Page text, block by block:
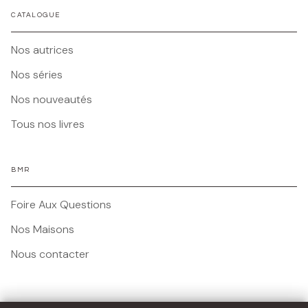
CATALOGUE
Nos autrices
Nos séries
Nos nouveautés
Tous nos livres
BMR
Foire Aux Questions
Nos Maisons
Nous contacter